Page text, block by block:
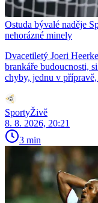
Ostuda bývalé naděje
nehorázné minely
Dvacetiletý Joeri
brankáře budoucnosti,
chyby, jednu v
SportyŽivě
8. 8. 2026, 20:21
3 min